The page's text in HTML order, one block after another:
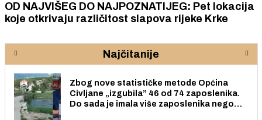
OD NAJVIŠEG DO NAJPOZNATIJEG: Pet lokacija
koje otkrivaju različitost slapova rijeke Krke
Najčitanije
Zbog nove statističke metode Općina
Civljane „izgubila” 46 od 74 zaposlenika.
Do sada je imala više zaposlenika nego